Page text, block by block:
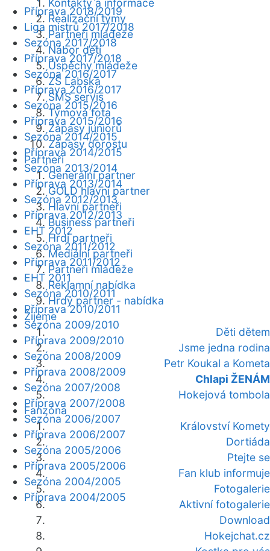
Kontakty a informace
Realizační týmy
Partneři mládeže
Nábor dětí
Úspěchy mládeže
ZŠ Labská
SMS servis
Týmová fota
Zápasy juniorů
Zápasy dorostu
Partneři
Generální partner
GOLD hlavní partner
Hlavní partneři
Business partneři
Hrdí partneři
Mediální partneři
Partneři mládeže
Reklamní nabídka
Hrdý partner - nabídka
Žijeme
Děti dětem
Jsme jedna rodina
Petr Koukal a Kometa
Chlapi ŽENÁM
Hokejová tombola
Fanzóna
Království Komety
Dortiáda
Ptejte se
Fan klub informuje
Fotogalerie
Aktivní fotogalerie
Download
Hokejchat.cz
Příprava 2018/2019
Liga mistrů 2017/2018
Sezóna 2017/2018
Příprava 2017/2018
Sezóna 2016/2017
Příprava 2016/2017
Sezóna 2015/2016
Příprava 2015/2016
Sezóna 2014/2015
Příprava 2014/2015
Sezóna 2013/2014
Příprava 2013/2014
Sezóna 2012/2013
Příprava 2012/2013
EHT 2012
Sezóna 2011/2012
Příprava 2011/2012
EHT 2011
Sezóna 2010/2011
Příprava 2010/2011
Sezóna 2009/2010
Příprava 2009/2010
Sezóna 2008/2009
Příprava 2008/2009
Sezóna 2007/2008
Příprava 2007/2008
Sezóna 2006/2007
Příprava 2006/2007
Sezóna 2005/2006
Příprava 2005/2006
Sezóna 2004/2005
Příprava 2004/2005